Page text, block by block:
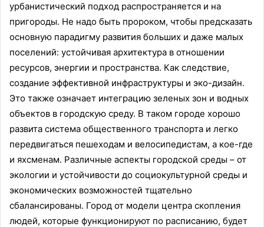
урбанистический подход распространяется и на
пригороды. Не надо быть пророком, чтобы предсказать
основную парадигму развития больших и даже малых
поселений: устойчивая архитектура в отношении
ресурсов, энергии и пространства. Как следствие,
создание эффективной инфраструктуры и эко-дизайн.
Это также означает интеграцию зеленых зон и водных
объектов в городскую среду. В таком городе хорошо
развита система общественного транспорта и легко
передвигаться пешеходам и велосипедистам, а кое-где
и яхсменам. Различные аспекты городской среды – от
экологии и устойчивости до социокультурной среды и
экономических возможностей тщательно
сбалансированы. Город от модели центра скопления
людей, которые функционируют по расписанию, будет